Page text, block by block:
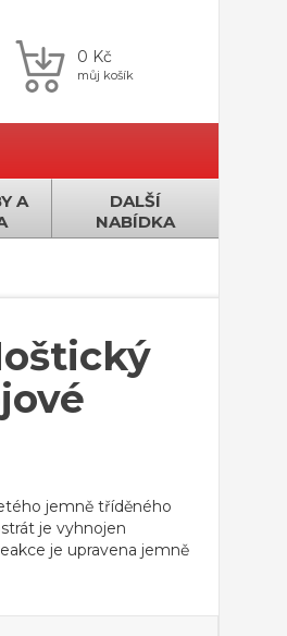
0 Kč
můj košík
A
DALŠÍ
NABÍDKA
jemně tříděného
je vyhnojen
je upravena jemně